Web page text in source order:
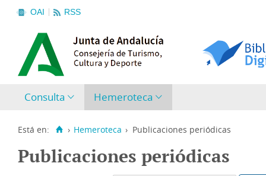
OAI RSS
Consulta Hemeroteca
Está en: › Hemeroteca › Publicaciones periódicas
Publicaciones periódicas